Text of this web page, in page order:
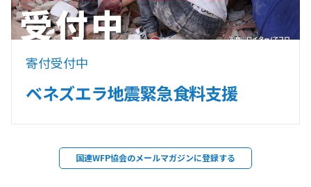
寄付受付中
ベネズエラ地震緊急食料支援
国連WFP協会のメールマガジンに登録する